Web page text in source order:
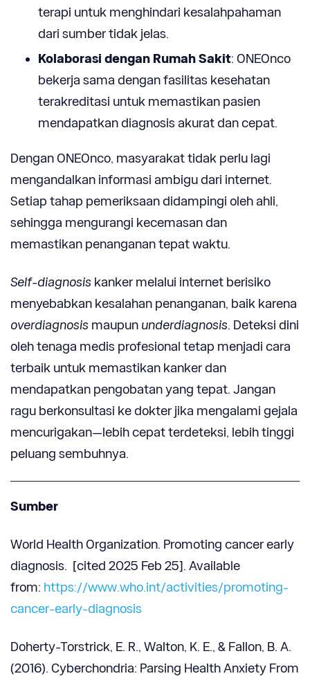
terapi untuk menghindari kesalahpahaman
dari sumber tidak jelas.
Kolaborasi dengan Rumah Sakit: ONEOnco
bekerja sama dengan fasilitas kesehatan
terakreditasi untuk memastikan pasien
mendapatkan diagnosis akurat dan cepat.
Dengan ONEOnco, masyarakat tidak perlu lagi
mengandalkan informasi ambigu dari internet.
Setiap tahap pemeriksaan didampingi oleh ahli,
sehingga mengurangi kecemasan dan
memastikan penanganan tepat waktu.
Self-diagnosis kanker melalui internet berisiko
menyebabkan kesalahan penanganan, baik karena
overdiagnosis maupun underdiagnosis. Deteksi dini
oleh tenaga medis profesional tetap menjadi cara
terbaik untuk memastikan kanker dan
mendapatkan pengobatan yang tepat. Jangan
ragu berkonsultasi ke dokter jika mengalami gejala
mencurigakan—lebih cepat terdeteksi, lebih tinggi
peluang sembuhnya.
Sumber
World Health Organization. Promoting cancer early
diagnosis. [cited 2025 Feb 25]. Available
from: https://www.who.int/activities/promoting-
cancer-early-diagnosis
Doherty-Torstrick, E. R., Walton, K. E., & Fallon, B. A.
(2016). Cyberchondria: Parsing Health Anxiety From